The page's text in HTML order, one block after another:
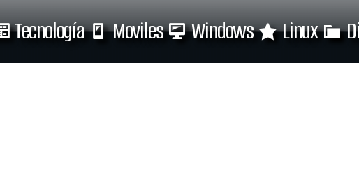
Tecnología Moviles Windows Linux